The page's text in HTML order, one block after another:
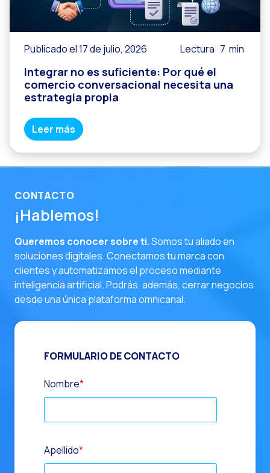
Publicado el 17 de julio, 2026 Lectura 7 min
Integrar no es suficiente: Por qué el
comercio conversacional necesita una
estrategia propia
Leer más
CONTACTO
¡Hablemos!
Queremos conocer sobre ti.Somos tu aliado en
soluciones digitales. Conectamos tu marca con
clientes y automatizamos el proceso mediante
inteligencia artificial. Podrás, además, cerrar negocios
desde una única plataforma omnicanal.
FORMULARIO DE CONTACTO
Nombre*
Apellido*